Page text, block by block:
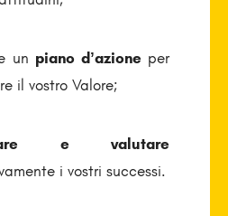
un piano d’azione per
il vostro Valore;
e valutare
i vostri successi.